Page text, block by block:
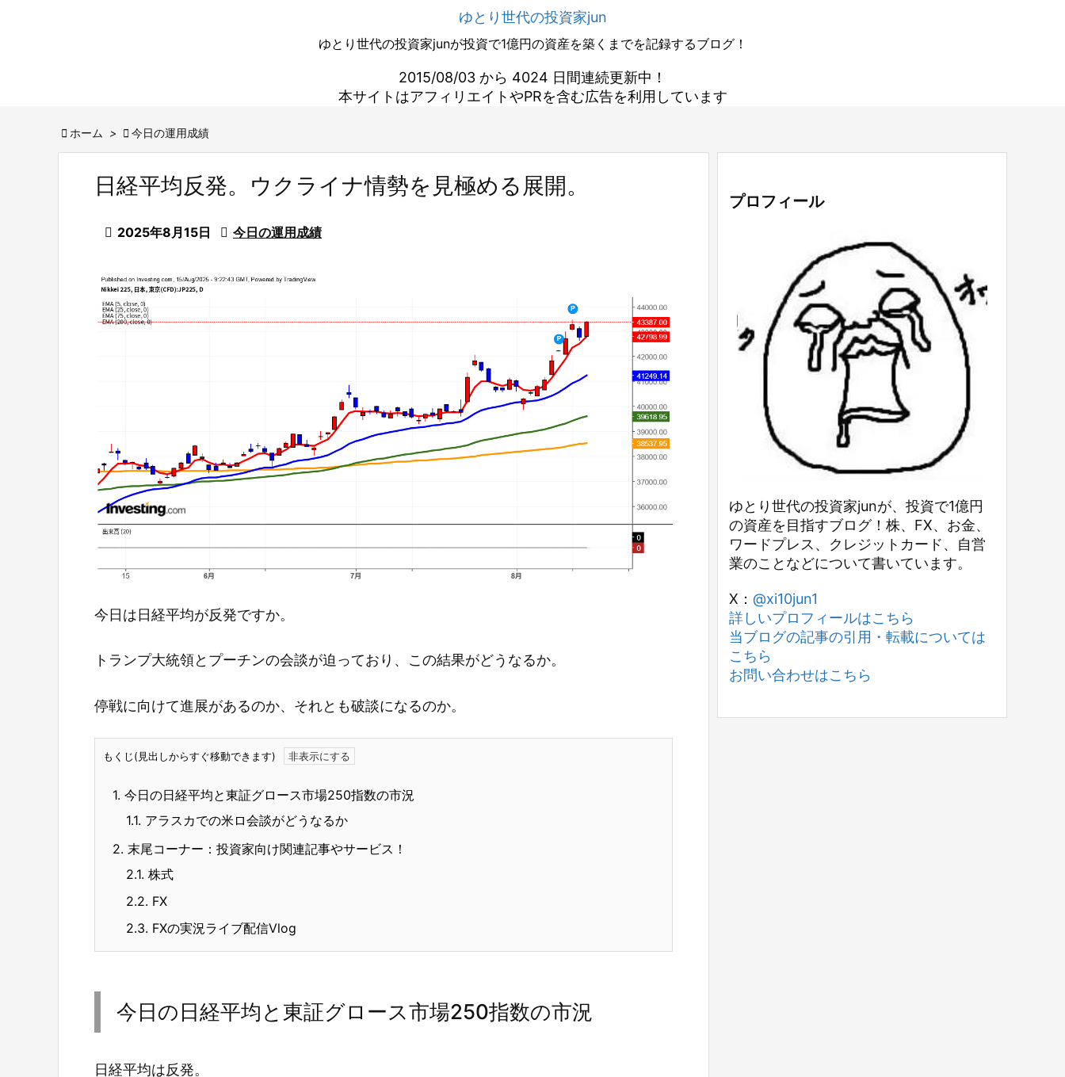
ゆとり世代の投資家jun
ゆとり世代の投資家junが投資で1億円の資産を築くまでを記録するブログ！
2015/08/03 から 4024 日間連続更新中！
本サイトはアフィリエイトやPRを含む広告を利用しています
 ホーム >  今日の運用成績
日経平均反発。ウクライナ情勢を見極める展開。
 2025年8月15日  今日の運用成績
今日は日経平均が反発ですか。
トランプ大統領とプーチンの会談が迫っており、この結果がどうなるか。
停戦に向けて進展があるのか、それとも破談になるのか。
もくじ(見出しからすぐ移動できます)
1. 今日の日経平均と東証グロース市場250指数の市況
1.1. アラスカでの米ロ会談がどうなるか
2. 末尾コーナー：投資家向け関連記事やサービス！
2.1. 株式
2.2. FX
2.3. FXの実況ライブ配信Vlog
今日の日経平均と東証グロース市場250指数の市況
日経平均は反発。
プロフィール
ゆとり世代の投資家junが、投資で1億円
の資産を目指すブログ！株、FX、お金、
ワードプレス、クレジットカード、自営
業のことなどについて書いています。
X： @xi10jun1
詳しいプロフィールはこちら
当ブログの記事の引用・転載については
こちら
お問い合わせはこちら